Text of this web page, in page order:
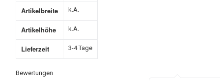
Artikelbreite k.A.
Artikelhöhe k.A.
Lieferzeit 3-4 Tage
Bewertungen